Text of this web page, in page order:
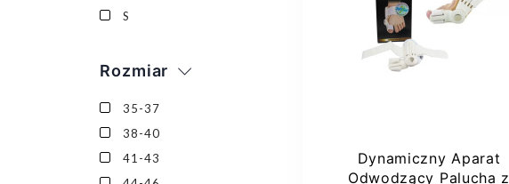
S
Rozmiar
35-37
38-40
41-43
Dynamiczny Aparat
Odwodzący Palucha z